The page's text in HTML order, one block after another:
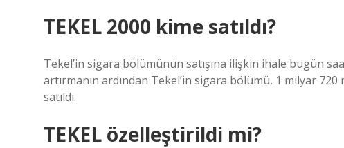
TEKEL 2000 kime satıldı?
Tekel’in sigara bölümünün satışına ilişkin ihale bugün
artırmanın ardından Tekel’in sigara bölümü, 1 milyar
satıldı.
TEKEL özelleştirildi mi?